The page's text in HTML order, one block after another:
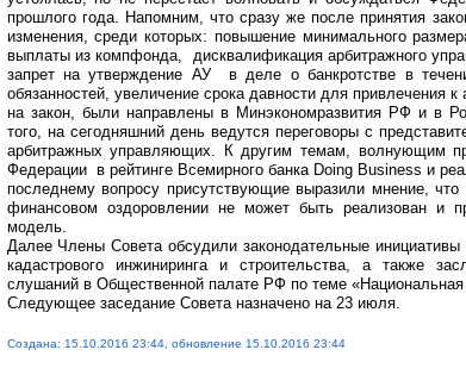
прошлого года. Напомним, что сразу же после принятия
изменения, среди которых: повышение минимального
выплаты из компфонда, дисквалификация арбитражного
запрет на утверждение АУ в деле о банкротстве в
обязанностей, увеличение срока давности для привлечения
на закон, были направлены в Минэкономразвития РФ и в
того, на сегодняшний день ведутся переговоры с
арбитражных управляющих. К другим темам, волнующим
Федерации в рейтинге Всемирного банка Doing Business и
последнему вопросу присутствующие выразили мнение,
финансовом оздоровлении не может быть реализован и
модель.
Далее Члены Совета обсудили законодательные инициативы
кадастрового инжиниринга и строительства, а также
слушаний в Общественной палате РФ по теме
Следующее заседание Совета назначено на 23 июля.
Создана: 15.10.2016 23:44, обновление 15.10.2016 23:44